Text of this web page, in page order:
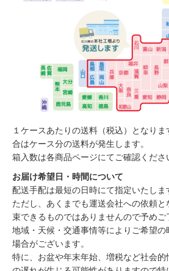
１ケースあたりの送料（税込）となり
合はケース分の送料が発生します。
箱入数は各商品ページにてご確認くださ
お届け希望日・時間について
配送手配は最短の日時にて指定いたしま
ただし、あくまでも運送会社への依頼
束できるものではありませんので予めご
地域・天候・交通事情等によりご希望
場合がございます。
特に、お盆や年末年始、増税など社会